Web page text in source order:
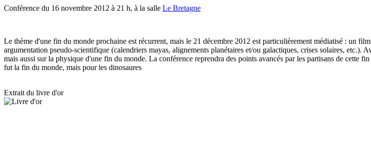
Conférence du 16 novembre 2012 à 21 h, à la salle Le Bretagne
Le thème d'une fin du monde prochaine est récurrent, mais le 21 décembre 2012 est particulièrement médiatisé : un
argumentation pseudo-scientifique (calendriers mayas, alignements planétaires et/ou galactiques, crises solaires, etc.).
mais aussi sur la physique d'une fin du monde. La conférence reprendra des points avancés par les partisans de cette
fut la fin du monde, mais pour les dinosaures
Extrait du livre d'or